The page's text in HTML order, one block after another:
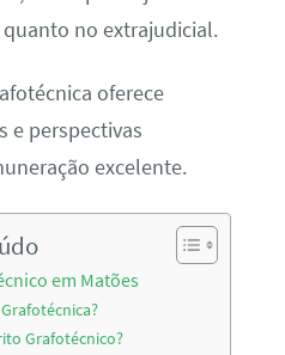
no extrajudicial.
oferece
e perspectivas
excelente.
em Matões
Grafotécnico?